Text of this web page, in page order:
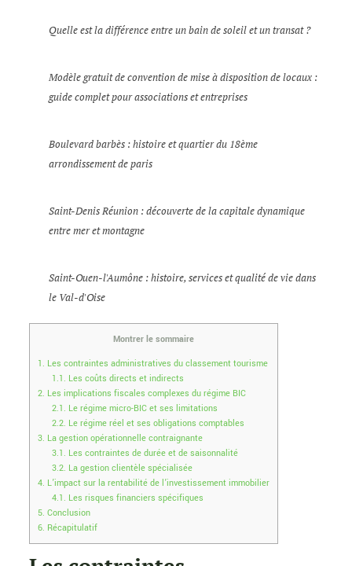
Quelle est la différence entre un bain de soleil et un transat ?
Modèle gratuit de convention de mise à disposition de locaux :
guide complet pour associations et entreprises
Boulevard barbès : histoire et quartier du 18ème
arrondissement de paris
Saint-Denis Réunion : découverte de la capitale dynamique
entre mer et montagne
Saint-Ouen-l'Aumône : histoire, services et qualité de vie dans
le Val-d'Oise
Montrer le sommaire
1. Les contraintes administratives du classement tourisme
1.1. Les coûts directs et indirects
2. Les implications fiscales complexes du régime BIC
2.1. Le régime micro-BIC et ses limitations
2.2. Le régime réel et ses obligations comptables
3. La gestion opérationnelle contraignante
3.1. Les contraintes de durée et de saisonnalité
3.2. La gestion clientèle spécialisée
4. L’impact sur la rentabilité de l’investissement immobilier
4.1. Les risques financiers spécifiques
5. Conclusion
6. Récapitulatif